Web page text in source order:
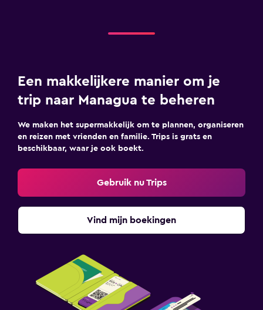
Een makkelijkere manier om je
trip naar Managua te beheren
We maken het supermakkelijk om te plannen, organiseren
en reizen met vrienden en familie. Trips is grats en
beschikbaar, waar je ook boekt.
Gebruik nu Trips
Vind mijn boekingen